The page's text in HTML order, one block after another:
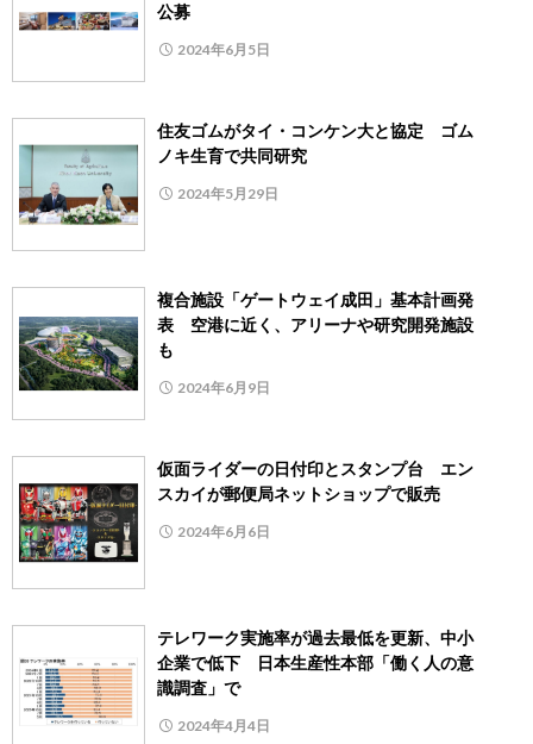
公募
2024年6月5日
住友ゴムがタイ・コンケン大と協定 ゴム
ノキ生育で共同研究
2024年5月29日
複合施設「ゲートウェイ成田」基本計画発
表 空港に近く、アリーナや研究開発施設
も
2024年6月9日
仮面ライダーの日付印とスタンプ台 エン
スカイが郵便局ネットショップで販売
2024年6月6日
テレワーク実施率が過去最低を更新、中小
企業で低下 日本生産性本部「働く人の意
識調査」で
2024年4月4日